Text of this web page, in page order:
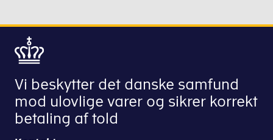
Vi beskytter det danske samfund
mod ulovlige varer og sikrer korrekt
betaling af told